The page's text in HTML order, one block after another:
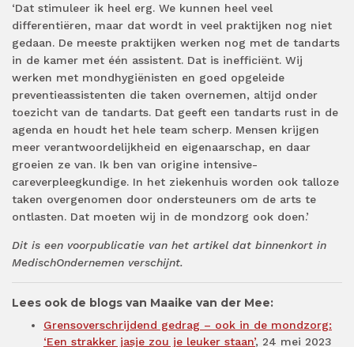
‘Dat stimuleer ik heel erg. We kunnen heel veel
differentiëren, maar dat wordt in veel praktijken nog niet
gedaan. De meeste praktijken werken nog met de tandarts
in de kamer met één assistent. Dat is inefficiënt. Wij
werken met mondhygiënisten en goed opgeleide
preventieassistenten die taken overnemen, altijd onder
toezicht van de tandarts. Dat geeft een tandarts rust in de
agenda en houdt het hele team scherp. Mensen krijgen
meer verantwoordelijkheid en eigenaarschap, en daar
groeien ze van. Ik ben van origine intensive-
careverpleegkundige. In het ziekenhuis worden ook talloze
taken overgenomen door ondersteuners om de arts te
ontlasten. Dat moeten wij in de mondzorg ook doen.’
Dit is een voorpublicatie van het artikel dat binnenkort in
MedischOndernemen verschijnt.
Lees ook de blogs van Maaike van der Mee:
Grensoverschrijdend gedrag – ook in de mondzorg:
‘Een strakker jasje zou je leuker staan’, 24 mei 2023